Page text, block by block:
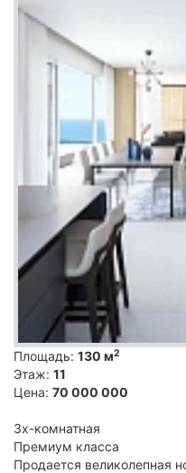
Площадь: 130 м2
Этаж: 11
Цена: 70 000 000
3х-комнатная
Премиум класса
Продается великолепная